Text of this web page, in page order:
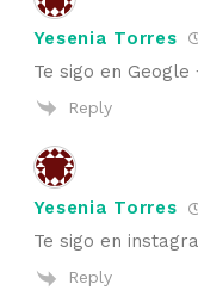
Yesenia Torres
Te sigo en
Reply
Yesenia Torres
Te sigo en
Reply